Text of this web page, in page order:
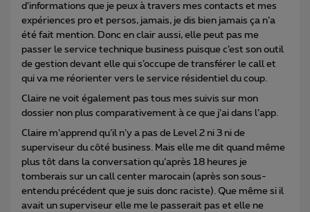
d’informations que je peux à travers mes contacts et mes
expériences pro et persos, jamais, je dis bien jamais ça n’a
été fait mention. Donc en clair aussi, elle peut pas me
passer le service technique business puisque c’est son outil
de gestion devant elle qui s’occupe de transférer le call et
qui va me réorienter vers le service résidentiel du coup.
Claire ne voit également pas tous mes suivis sur mon
dossier non plus comparativement à ce que j’ai dans l’app.
Claire m’apprend qu’il n’y a pas de Level 2 ni 3 ni de
superviseur du côté business. Mais elle me dit quand même
plus tôt dans la conversation qu’après 18 heures je
tomberais sur un call center marocain (après son sous-
entendu précédent que je suis donc raciste). Que même si il
avait un superviseur elle me le passerait pas et elle ne